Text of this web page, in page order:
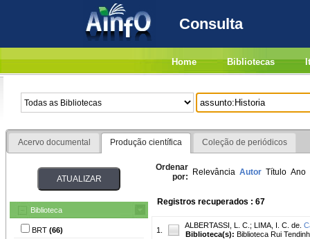
Consulta
Home Bibliotecas
Acervo documental Produção científica Coleção de periódicos
Biblioteca
BRT (66)
Ordenar
por: Relevância Autor Título Ano
Registros recuperados : 67
1.
ALBERTASSI, L. C. ; LIMA, I. C. de.
Biblioteca(s): Biblioteca Rui